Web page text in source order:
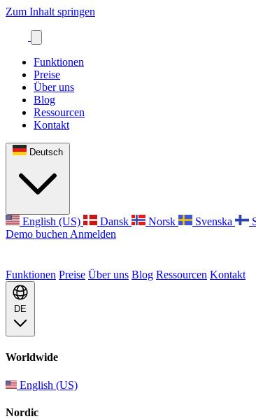
Zum Inhalt springen
Funktionen
Preise
Über uns
Blog
Ressourcen
Kontakt
Deutsch
English (US) Dansk Norsk Svenska
Demo buchen Anmelden
Funktionen Preise Über uns Blog Ressourcen Kontakt
DE
Worldwide
English (US)
Nordic